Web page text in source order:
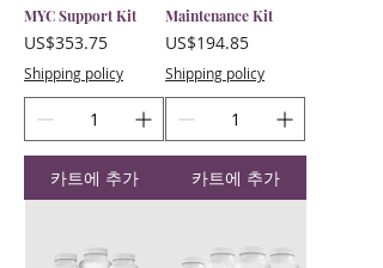
MYC Support Kit
가격
US$353.75
Shipping policy
카트에 추가
Maintenance Kit
가격
US$194.85
Shipping policy
카트에 추가